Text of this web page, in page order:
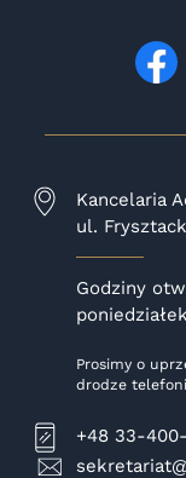
Kancelaria
ul.
Godziny
Prosimy o
drodze
+48 33-